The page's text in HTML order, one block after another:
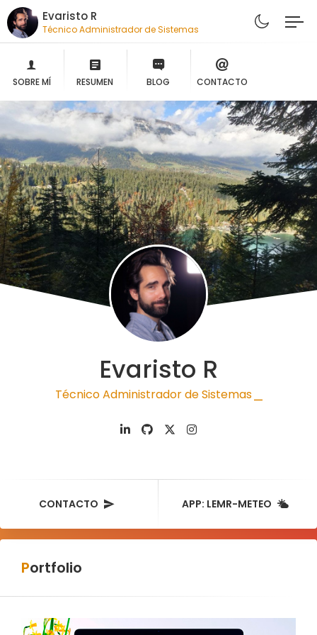
Evaristo R
Técnico Administrador de Sistemas
SOBRE MÍ RESUMEN BLOG CONTACTO
Evaristo R
Técnico Administrador de Sistemas |
CONTACTO APP: LEMR-METEO
Portfolio